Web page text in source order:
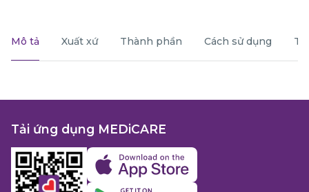
Mô tả Xuất xứ Thành phần Cách sử dụng
Tải ứng dụng MEDiCARE